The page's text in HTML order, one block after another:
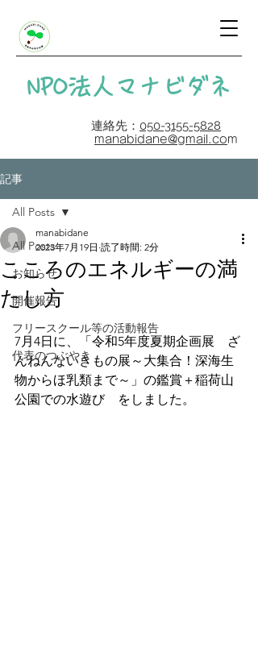
​NPO法人マナビダネ
連絡先： 050-3155-5828
manabidane@gmail.com
記事
All Posts
お知らせ
開催報告
フリースクール等の活動報告
代表のつぶやき
All Posts
こころのエネルギーの満
たし方
manabidane
2023年7月19日 読了時間: 2分
7月4日に、「令和5年度夏期企画展　ざ
んねんないきもの展～大集合！深海生
物からほ乳類まで～」の鑑賞＋稲荷山
公園での水遊び　をしました。